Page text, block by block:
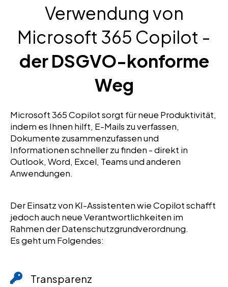
Verwendung von
Microsoft 365 Copilot -
der DSGVO-konforme
Weg
Microsoft 365 Copilot sorgt für neue Produktivität,
indem es Ihnen hilft, E-Mails zu verfassen,
Dokumente zusammenzufassen und
Informationen schneller zu finden - direkt in
Outlook, Word, Excel, Teams und anderen
Anwendungen.
Der Einsatz von KI-Assistenten wie Copilot schafft
jedoch auch neue Verantwortlichkeiten im
Rahmen der Datenschutzgrundverordnung.
Es geht um Folgendes:
Transparenz